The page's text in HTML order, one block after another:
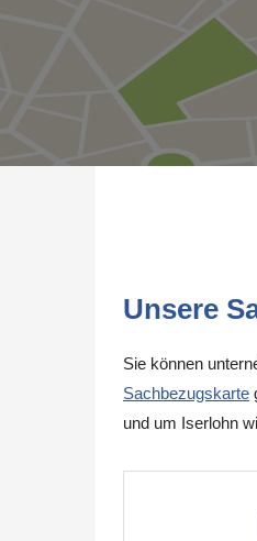
Unsere
Sie können
Sachbezugskarte
und um Iserlohn